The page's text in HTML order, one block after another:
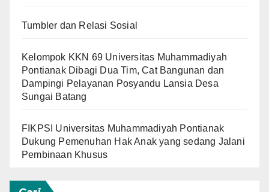
Tumbler dan Relasi Sosial
Kelompok KKN 69 Universitas Muhammadiyah
Pontianak Dibagi Dua Tim, Cat Bangunan dan
Dampingi Pelayanan Posyandu Lansia Desa
Sungai Batang
FIKPSI Universitas Muhammadiyah Pontianak
Dukung Pemenuhan Hak Anak yang sedang Jalani
Pembinaan Khusus